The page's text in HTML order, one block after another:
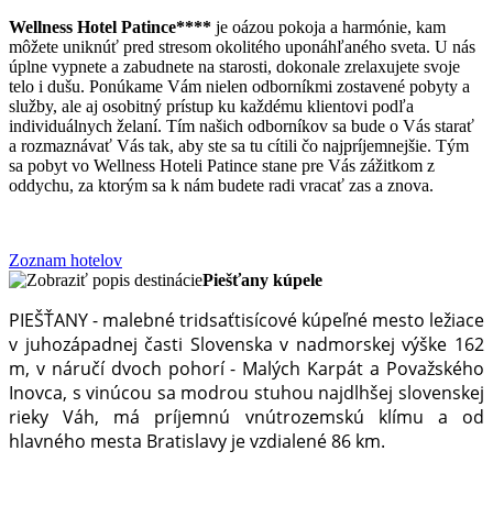
Wellness Hotel Patince**** je oázou pokoja a harmónie, kam
môžete uniknúť pred stresom okolitého uponáhľaného sveta. U nás
úplne vypnete a zabudnete na starosti, dokonale zrelaxujete svoje
telo i dušu. Ponúkame Vám nielen odborníkmi zostavené pobyty a
služby, ale aj osobitný prístup ku každému klientovi podľa
individuálnych želaní. Tím našich odborníkov sa bude o Vás starať
a rozmaznávať Vás tak, aby ste sa tu cítili čo najpríjemnejšie. Tým
sa pobyt vo Wellness Hoteli Patince stane pre Vás zážitkom z
oddychu, za ktorým sa k nám budete radi vracať zas a znova.
Zoznam hotelov
Piešťany kúpele
PIEŠŤANY - malebné tridsaťtisícové kúpeľné mesto ležiace
v juhozápadnej časti Slovenska v nadmorskej výške 162
m, v náručí dvoch pohorí - Malých Karpát a Považského
Inovca, s vinúcou sa modrou stuhou najdlhšej slovenskej
rieky Váh, má príjemnú vnútrozemskú klímu a od
hlavného mesta Bratislavy je vzdialené 86 km.